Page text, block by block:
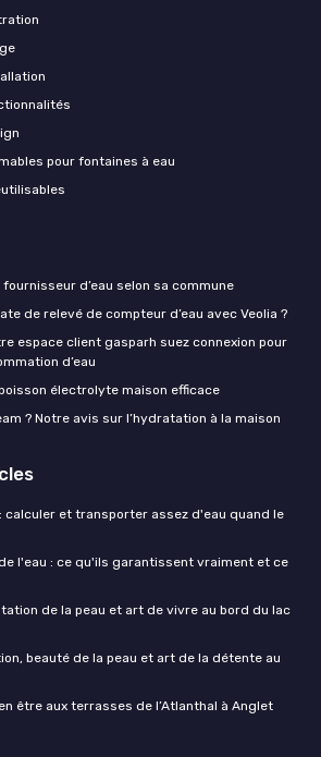
pour fontaines à eau
d’eau selon sa commune
de relevé de compteur d’eau avec Veolia ?
espace client gasparh suez connexion pour
d’eau
électrolyte maison efficace
? Notre avis sur l’hydratation à la maison
calculer et transporter assez d'eau quand le
l'eau : ce qu'ils garantissent vraiment et ce
de la peau et art de vivre au bord du lac
beauté de la peau et art de la détente au
être aux terrasses de l’Atlanthal à Anglet